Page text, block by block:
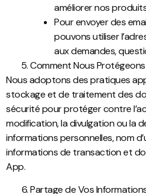
améliorer nos
Pour envoyer des
pouvons utiliser
aux demandes,
Comment Nous
Nous adoptons des pratiques
stockage et de traitement des
sécurité pour protéger contre
modification, la divulgation ou la
informations personnelles, nom
informations de transaction et
App.
Partage de Vos